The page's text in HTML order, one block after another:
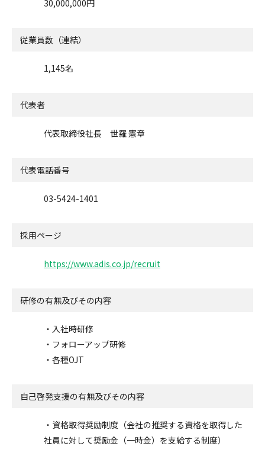
30,000,000円
従業員数（連結）
1,145名
代表者
代表取締役社長 世羅 憲章
代表電話番号
03-5424-1401
採用ページ
https://www.adis.co.jp/recruit
研修の有無及びその内容
・入社時研修
・フォローアップ研修
・各種OJT
自己啓発支援の有無及びその内容
・資格取得奨励制度（会社の推奨する資格を取得した
社員に対して奨励金（一時金）を支給する制度）